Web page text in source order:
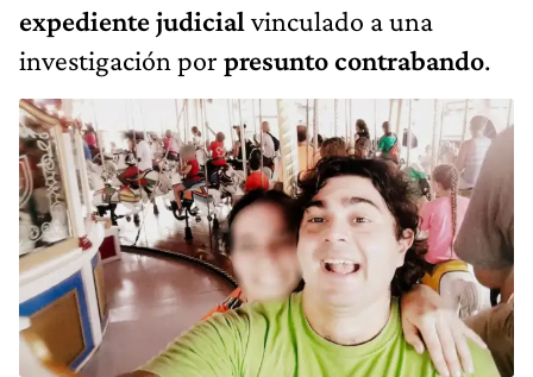
expediente judicial vinculado a una
investigación por presunto contrabando.